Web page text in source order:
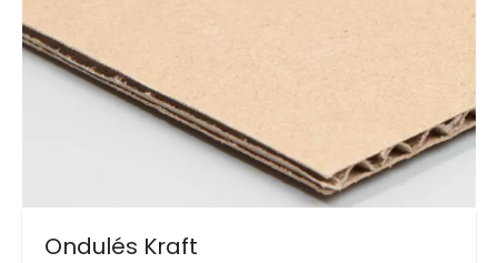
Ondulés Kraft